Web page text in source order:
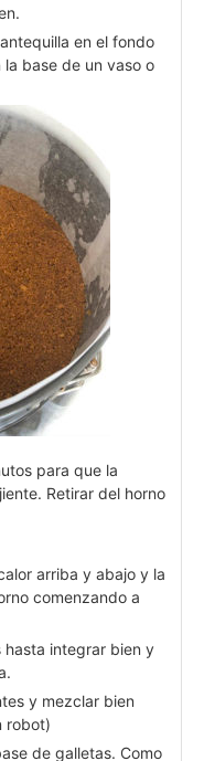
en el fondo
base de un vaso o
para que la
Retirar del horno
arriba y abajo y la
comenzando a
hasta integrar bien y
y mezclar bien
robot)
de galletas. Como